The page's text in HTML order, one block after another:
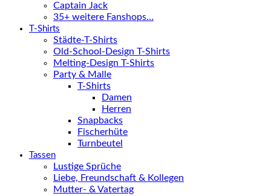
Captain Jack
35+ weitere Fanshops…
T-Shirts
Städte-T-Shirts
Old-School-Design T-Shirts
Melting-Design T-Shirts
Party & Malle
T-Shirts
Damen
Herren
Snapbacks
Fischerhüte
Turnbeutel
Tassen
Lustige Sprüche
Liebe, Freundschaft & Kollegen
Mutter- & Vatertag